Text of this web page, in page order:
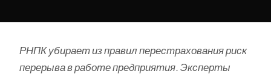
РНПК убирает из правил перестрахования риск
перерыва в работе предприятия. Эксперты